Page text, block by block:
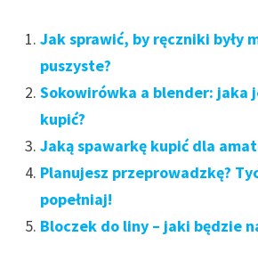
Jak sprawić, by ręczniki były
puszyste?
Sokowirówka a blender: jaka
kupić?
Jaką spawarkę kupić dla
Planujesz przeprowadzkę?
popełniaj!
Bloczek do liny – jaki będzie